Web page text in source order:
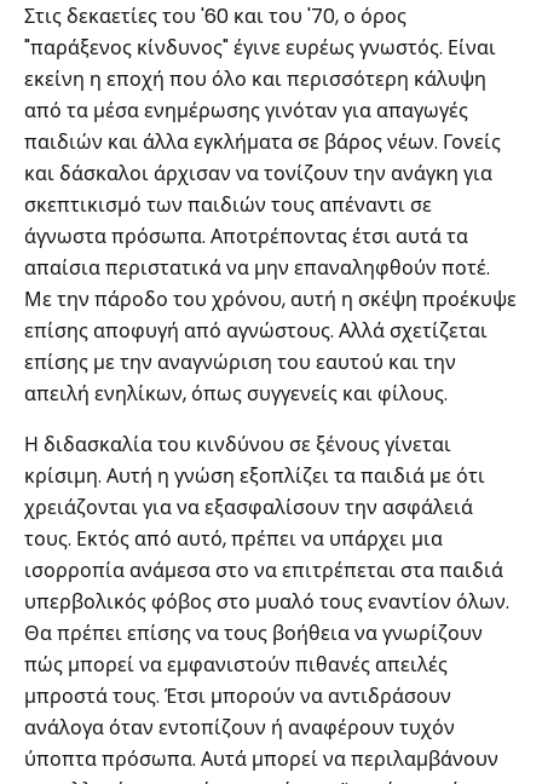
Στις δεκαετίες του '60 και του '70, ο όρος
"παράξενος κίνδυνος" έγινε ευρέως γνωστός. Είναι
εκείνη η εποχή που όλο και περισσότερη κάλυψη
από τα μέσα ενημέρωσης γινόταν για απαγωγές
παιδιών και άλλα εγκλήματα σε βάρος νέων. Γονείς
και δάσκαλοι άρχισαν να τονίζουν την ανάγκη για
σκεπτικισμό των παιδιών τους απέναντι σε
άγνωστα πρόσωπα. Αποτρέποντας έτσι αυτά τα
απαίσια περιστατικά να μην επαναληφθούν ποτέ.
Με την πάροδο του χρόνου, αυτή η σκέψη προέκυψε
επίσης αποφυγή από αγνώστους. Αλλά σχετίζεται
επίσης με την αναγνώριση του εαυτού και την
απειλή ενηλίκων, όπως συγγενείς και φίλους.
Η διδασκαλία του κινδύνου σε ξένους γίνεται
κρίσιμη. Αυτή η γνώση εξοπλίζει τα παιδιά με ότι
χρειάζονται για να εξασφαλίσουν την ασφάλειά
τους. Εκτός από αυτό, πρέπει να υπάρχει μια
ισορροπία ανάμεσα στο να επιτρέπεται στα παιδιά
υπερβολικός φόβος στο μυαλό τους εναντίον όλων.
Θα πρέπει επίσης να τους βοήθεια να γνωρίζουν
πώς μπορεί να εμφανιστούν πιθανές απειλές
μπροστά τους. Έτσι μπορούν να αντιδράσουν
ανάλογα όταν εντοπίζουν ή αναφέρουν τυχόν
ύποπτα πρόσωπα. Αυτά μπορεί να περιλαμβάνουν